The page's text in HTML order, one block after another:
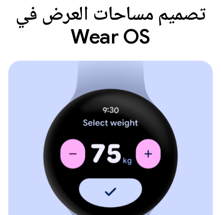
تصميم مساحات العرض في
Wear OS